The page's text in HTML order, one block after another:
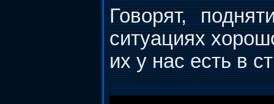
Говорят,
ситуациях
их у нас есть в